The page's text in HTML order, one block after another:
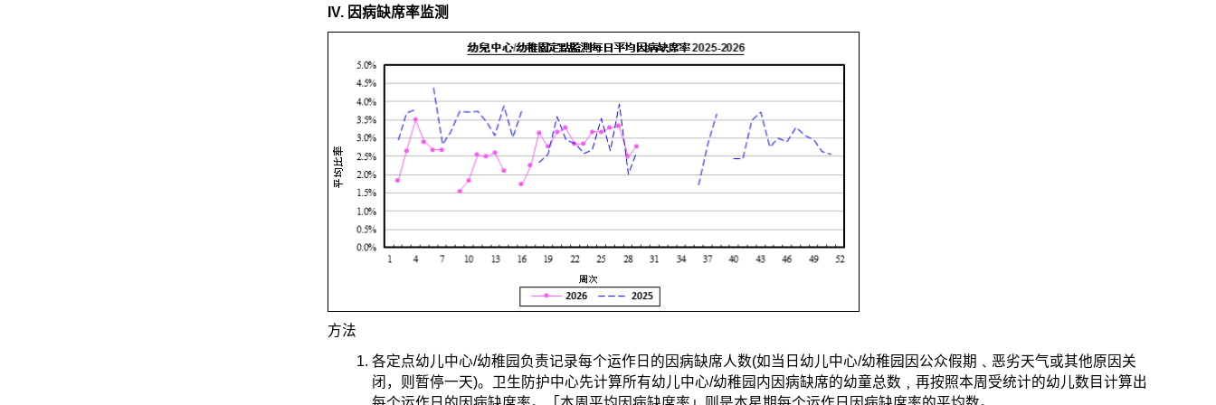
IV. 因病缺席率监测
方法
各定点幼儿中心/幼稚园负责记录每个运作日的因病缺席人数(如当日幼儿中心/幼稚园因公众假期﹑恶劣天气或其他原因关
闭，则暂停一天)。卫生防护中心先计算所有幼儿中心/幼稚园内因病缺席的幼童总数﹐再按照本周受统计的幼儿数目计算出